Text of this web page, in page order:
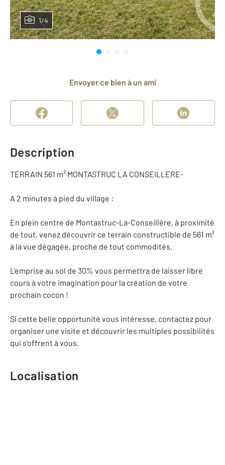
1/4
Envoyer ce bien à un ami
Description
TERRAIN 561 m² MONTASTRUC LA CONSEILLERE-
A 2 minutes à pied du village :
En plein centre de Montastruc-La-Conseillère, à proximité
de tout, venez découvrir ce terrain constructible de 561 m²
à la vue dégagée, proche de tout commodités.
L'emprise au sol de 30% vous permettra de laisser libre
cours à votre imagination pour la création de votre
prochain cocon !
Si cette belle opportunité vous intéresse, contactez pour
organiser une visite et découvrir les multiples possibilités
qui s'offrent à vous.
Localisation